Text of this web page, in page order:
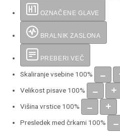
OZNAČENE GLAVE
BRALNIK ZASLONA
PREBERI VEČ
Skaliranje vsebine 100%
Velikost pisave 100%
Višina vrstice 100%
Presledek med črkami 100%